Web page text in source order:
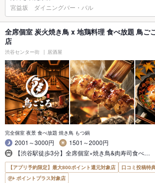
宮益坂 ダイニングバー・バル
全席個室 炭火焼き鳥 x 地鶏料理 食べ放題 鳥ご
店
渋谷センター街 居酒屋
完全個室 夜景 食べ放題 焼き鳥 もつ鍋
2001～3000円
1501～2000円
【渋谷駅徒歩3分】全席個室×焼き鳥&肉寿司食べ…
【アプリ予約限定】最大800ポイント還元対象店
口コミ投稿特
ポイントプラス対象店